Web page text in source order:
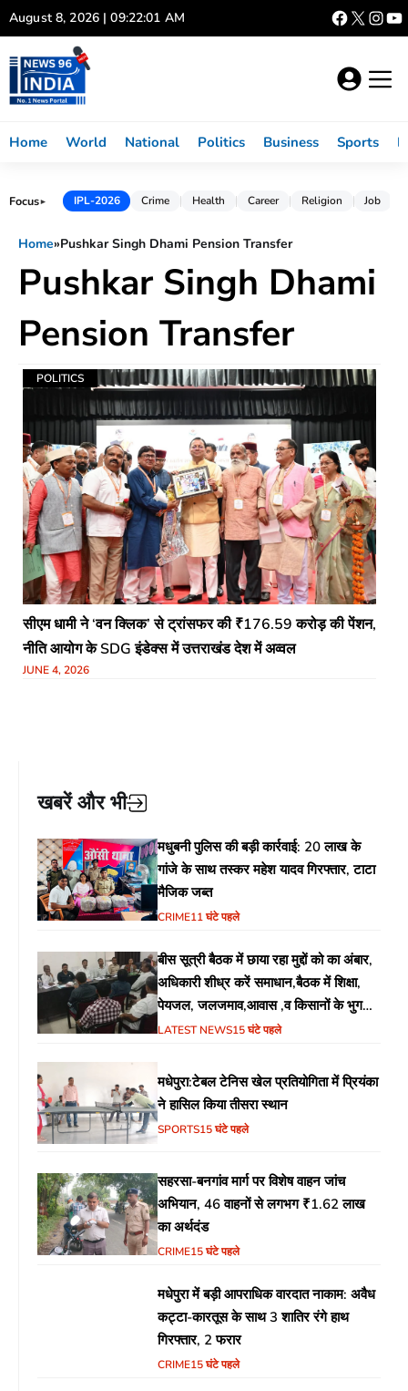
Skip
to
content
August 8, 2026 | 09:22:01 AM
Home World National Politics Business Sports
Focus► IPL-2026 Crime Health Career Religion Job
Home»Pushkar Singh Dhami Pension Transfer
Pushkar Singh Dhami
Pension Transfer
POLITICS
​सीएम धामी ने ‘वन क्लिक’ से ट्रांसफर की ₹176.59 करोड़ की पेंशन,
नीति आयोग के SDG इंडेक्स में उत्तराखंड देश में अव्वल
JUNE 4, 2026
खबरें और भी
मधुबनी पुलिस की बड़ी कार्रवाई: 20 लाख के
गांजे के साथ तस्कर महेश यादव गिरफ्तार, टाटा
मैजिक जब्त
CRIME11 घंटे पहले
बीस सूत्री बैठक में छाया रहा मुद्दों को का अंबार,
अधिकारी शीध्र करें समाधान,बैठक में शिक्षा,
पेयजल, जलजमाव,आवास ,व किसानों के भुगतान
का उठा मुद्दा
LATEST NEWS15 घंटे पहले
मधेपुरा:टेबल टेनिस खेल प्रतियोगिता में प्रियंका
ने हासिल किया तीसरा स्थान
SPORTS15 घंटे पहले
सहरसा-बनगांव मार्ग पर विशेष वाहन जांच
अभियान, 46 वाहनों से लगभग ₹1.62 लाख
का अर्थदंड
CRIME15 घंटे पहले
मधेपुरा में बड़ी आपराधिक वारदात नाकाम: अवैध
कट्टा-कारतूस के साथ 3 शातिर रंगे हाथ
गिरफ्तार, 2 फरार
CRIME15 घंटे पहले